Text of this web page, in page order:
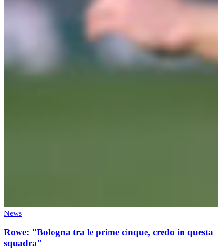
News
Rowe: "Bologna tra le prime cinque, credo in questa
squadra"